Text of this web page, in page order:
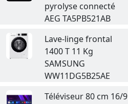
pyrolyse connecté
AEG TA5PB521AB
Lave-linge frontal
1400 T 11 Kg
SAMSUNG
WW11DG5B25AE
Téléviseur 80 cm 16/9